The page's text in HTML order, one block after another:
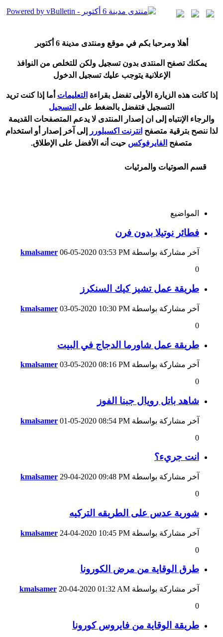
هلا ومرحبا بكم في موقع ومنتدى مدينة 6 أكتوبر
يمكنك تصفح المنتدى بدون تسجيل ولكن للتخلص من النوافذ
الإعلانية يتوجب عليك تسجيل الدخول
إذا كانت هذه الزيارة الأولى تفضل بقراءة التعليمات ما إذا كنت تريد
التسجيل فتفضل بالضغط على التسجيل
والرجاء الإنتباه إلى ان إصدار المنتدى لا يدعم المتصفحات القديمة
لذا ننصح بترقية متصفح انترنت اكسبلورر إلى آخر إصدار أو استخدام
متصفح الفايرفوكس حيت نه الأفضل على الإطلاق.
قسم الصوتيات والمرئيات
المواضيع
فطائر نوتيلا بدون فرن
آخر مشاركة بواسطة kmalsamer 06-05-2020 03:53 PM
0
طريقة عمل تشيز كيك السنكرز
آخر مشاركة بواسطة kmalsamer 03-05-2020 10:30 PM
0
طريقة عمل شاورما الدجاج في البيت
آخر مشاركة بواسطة kmalsamer 03-05-2020 08:16 PM
0
شاهد باتل رويال جبنا الفوز
آخر مشاركة بواسطة kmalsamer 01-05-2020 08:54 PM
0
انت جريء؟
آخر مشاركة بواسطة kmalsamer 29-04-2020 09:48 PM
0
شورية عدس على الطريقه التركيه
آخر مشاركة بواسطة kmalsamer 24-04-2020 10:45 PM
0
طرق الوقاية من مرض الكورونا
آخر مشاركة بواسطة kmalsamer 20-04-2020 01:32 AM
0
طريقة الوقاية من فايروس كورونا